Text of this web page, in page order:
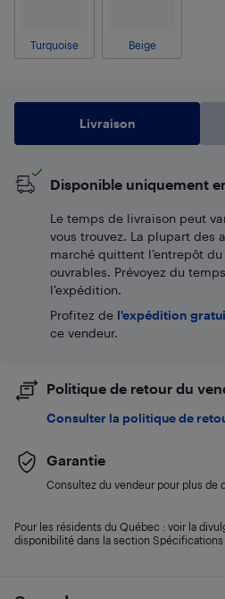
Turquoise Beige
Livraison
Disponible uniquement
Le temps de livraison peut
vous trouvez. La plupart des
marché quittent l’entrepôt
ouvrables. Prévoyez du
l’expédition.
Profitez de l'expédition
ce vendeur.
Politique de retour du
Consulter la politique de
Garantie
Consultez du vendeur pour plus de
Pour les résidents du Québec : voir la
disponibilité dans la section Spécifications